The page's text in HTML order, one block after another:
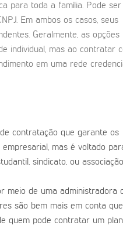
para toda a família. Pode ser
Em ambos os casos, seus
Geralmente, as opções
individual, mas ao contratar
em uma rede
contratação que garante os
mas é voltado
sindicato, ou
meio de uma administradora
são bem mais em conta
quem pode contratar um